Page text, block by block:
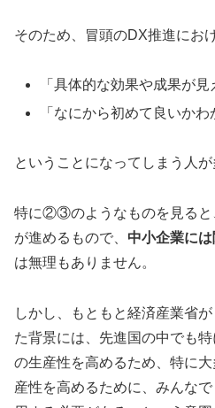
そのため、冒頭のDX推進にお
「具体的な効果や成果が見
「なにから初めて良いかわ
ということになってしまう人が
特に②③のようなものを見ると
が進めるもので、 中小企業に
は無理もありません。
しかし、もともと経済産業省
た背景には、先進国の中でも
の生産性を高めるため、特に
産性を高めるために、みんな